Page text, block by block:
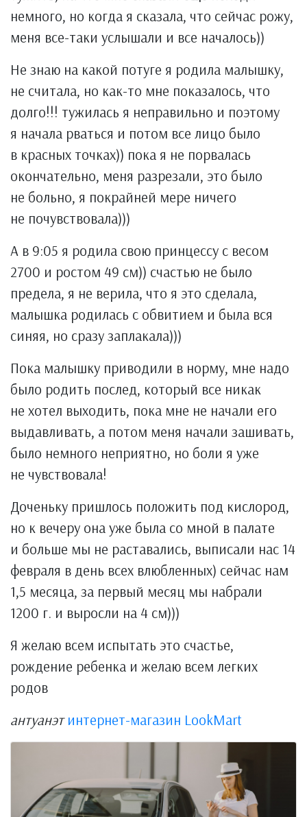
немного, но когда я сказала, что сейчас рожу,
меня все-таки услышали и все началось))
Не знаю на какой потуге я родила малышку,
не считала, но как-то мне показалось, что
долго!!! тужилась я неправильно и поэтому
я начала рваться и потом все лицо было
в красных точках)) пока я не порвалась
окончательно, меня разрезали, это было
не больно, я покрайней мере ничего
не почувствовала)))
А в 9:05 я родила свою принцессу с весом
2700 и ростом 49 см)) счастью не было
предела, я не верила, что я это сделала,
малышка родилась с обвитием и была вся
синяя, но сразу заплакала)))
Пока малышку приводили в норму, мне надо
было родить послед, который все никак
не хотел выходить, пока мне не начали его
выдавливать, а потом меня начали зашивать,
было немного неприятно, но боли я уже
не чувствовала!
Доченьку пришлось положить под кислород,
но к вечеру она уже была со мной в палате
и больше мы не раставались, выписали нас 14
февраля в день всех влюбленных) сейчас нам
1,5 месяца, за первый месяц мы набрали
1200 г. и выросли на 4 см)))
Я желаю всем испытать это счастье,
рождение ребенка и желаю всем легких
родов
антуанэт интернет-магазин LookMart